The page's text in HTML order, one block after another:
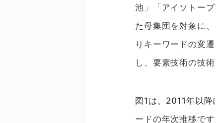
池」「アイソトー
た母集団を対象に
りキーワードの変
し、要素技術の技
図1は、2011年以
ードの年次推移です